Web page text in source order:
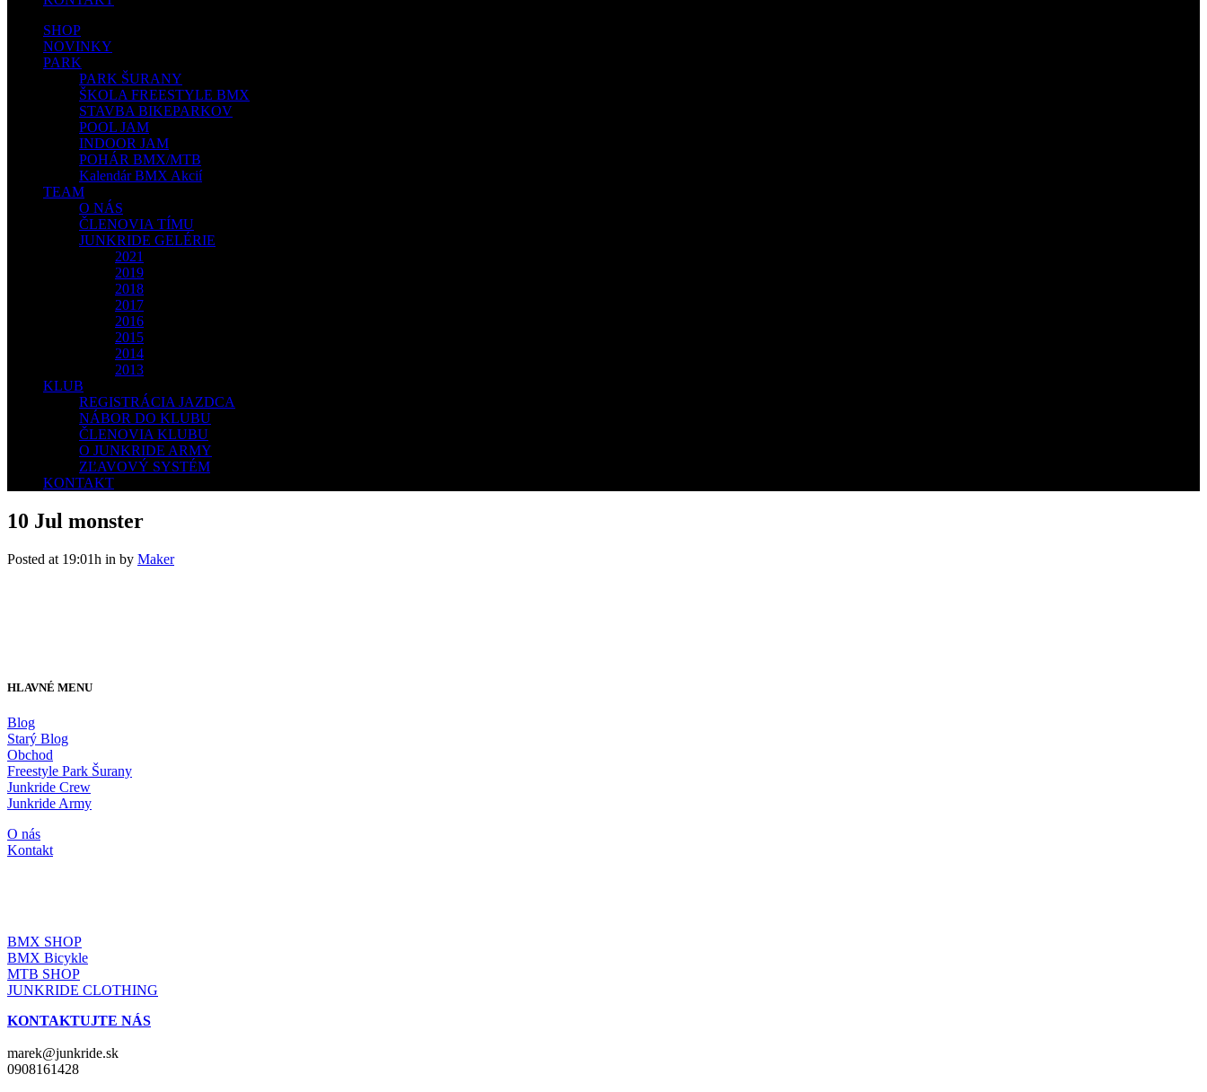
SHOP
NOVINKY
PARK
PARK ŠURANY
ŠKOLA FREESTYLE BMX
STAVBA BIKEPARKOV
POOL JAM
INDOOR JAM
POHÁR BMX/MTB
Kalendár BMX Akcií
TEAM
O NÁS
ČLENOVIA TÍMU
JUNKRIDE GELÉRIE
2021
2019
2018
2017
2016
2015
2014
2013
KLUB
REGISTRÁCIA JAZDCA
NÁBOR DO KLUBU
ČLENOVIA KLUBU
O JUNKRIDE ARMY
ZĽAVOVÝ SYSTÉM
KONTAKT
10 Jul monster
Posted at 19:01h in by Maker
HLAVNÉ MENU
Blog
Starý Blog
Obchod
Freestyle Park Šurany
Junkride Crew
Junkride Army
O nás
Kontakt
BMX SHOP
BMX Bicykle
MTB SHOP
JUNKRIDE CLOTHING
KONTAKTUJTE NÁS
marek@junkride.sk
0908161428